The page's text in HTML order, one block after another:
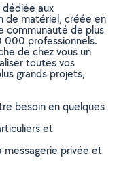
dédiée aux
de matériel, créée en
communauté de plus
000 professionnels.
de chez vous un
toutes vos
grands projets,
besoin en quelques
et
messagerie privée et